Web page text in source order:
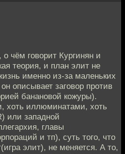
чём говорит Кургинян и
теория, и план элит не
именно из-за маленьких
описывает заговор против
банановой кожуры).
хоть иллюминатами, хоть
или западной
главы
и тп), суть того, что
элит), не меняется. А то,